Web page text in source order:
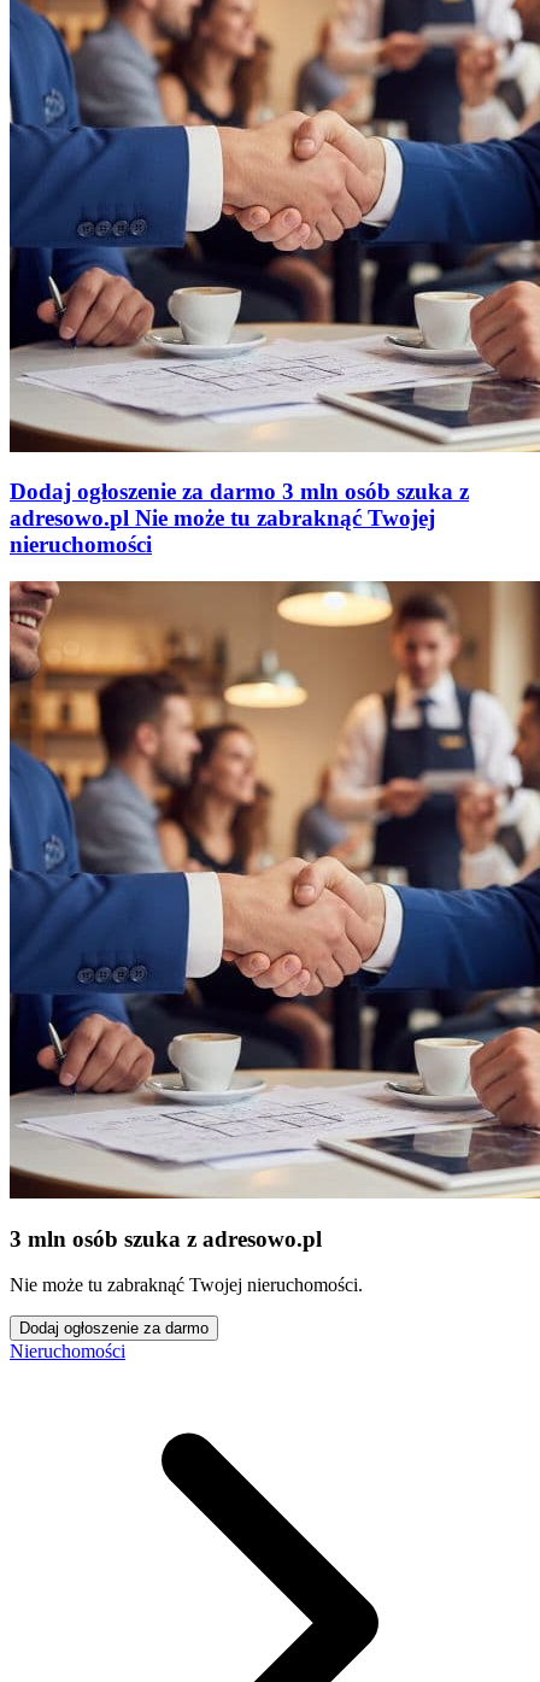
Dodaj ogłoszenie za darmo 3 mln osób szuka z
adresowo.pl Nie może tu zabraknąć Twojej
nieruchomości
3 mln osób szuka z adresowo.pl
Nie może tu zabraknąć Twojej nieruchomości.
Dodaj ogłoszenie za darmo
Nieruchomości